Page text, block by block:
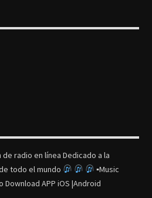
radio en línea Dedicado a la
todo el mundo
▪Music
Download APP iOS |Android